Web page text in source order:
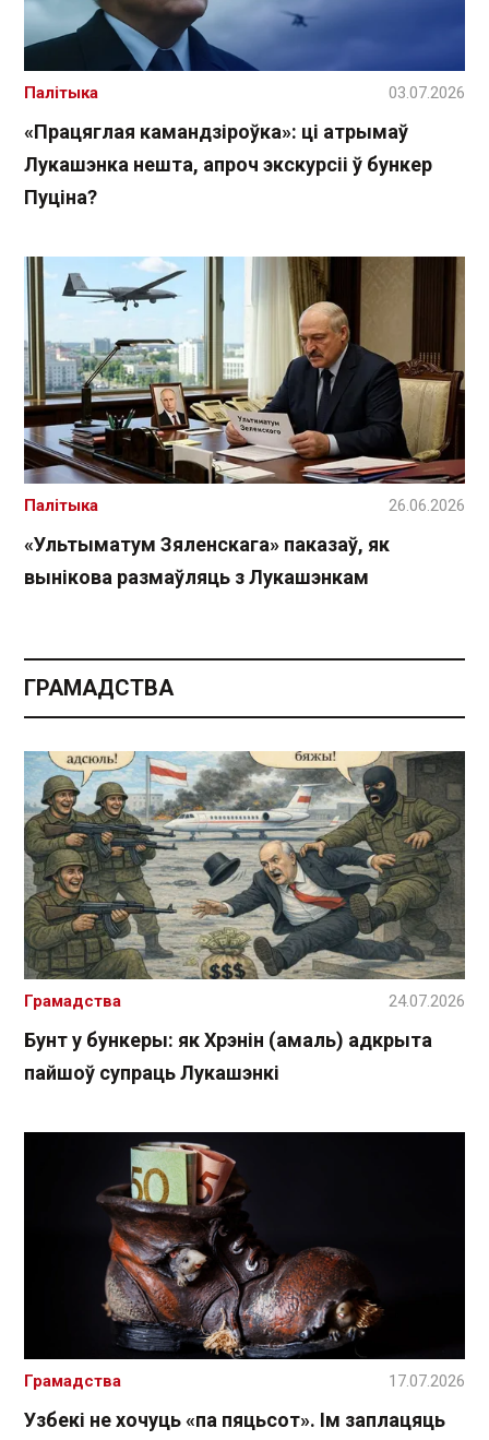
«Працяглая камандзіроўка»: ці атрымаў
Лукашэнка нешта, апроч экскурсіі ў бункер
Пуціна?
Палітыка 03.07.2026
«Ультыматум Зяленскага» паказаў, як
вынікова размаўляць з Лукашэнкам
Палітыка 26.06.2026
ГРАМАДСТВА
Бунт у бункеры: як Хрэнін (амаль) адкрыта
пайшоў супраць Лукашэнкі
Грамадства 24.07.2026
Узбекі не хочуць «па пяцьсот». Ім заплацяць
Грамадства 17.07.2026